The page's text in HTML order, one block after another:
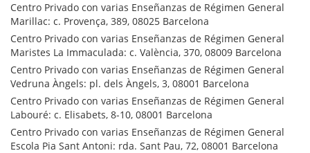
Centro Privado con varias Enseñanzas de Régimen General
Marillac: c. Provença, 389, 08025 Barcelona
Centro Privado con varias Enseñanzas de Régimen General
Maristes La Immaculada: c. València, 370, 08009 Barcelona
Centro Privado con varias Enseñanzas de Régimen General
Vedruna Àngels: pl. dels Àngels, 3, 08001 Barcelona
Centro Privado con varias Enseñanzas de Régimen General
Labouré: c. Elisabets, 8-10, 08001 Barcelona
Centro Privado con varias Enseñanzas de Régimen General
Escola Pia Sant Antoni: rda. Sant Pau, 72, 08001 Barcelona